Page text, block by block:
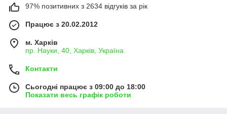
97% позитивних з 2634 відгуків за рік
Працює з 20.02.2012
м. Харків
пр. Науки, 40, Харків, Україна
Контакти
Сьогодні працює з 09:00 до 18:00
Показати весь графік роботи